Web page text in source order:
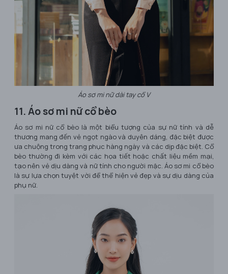
Áo sơ mi nữ dài tay cổ V
11. Áo sơ mi nữ cổ bèo
Áo sơ mi nữ cổ bèo là một biểu tượng của sự nữ tính và dễ
thương mang đến vẻ ngọt ngào và duyên dáng, đặc biệt được
ưa chuộng trong trang phục hàng ngày và các dịp đặc biệt. Cổ
bèo thường đi kèm với các họa tiết hoặc chất liệu mềm mại,
tạo nên vẻ dịu dàng và nữ tính cho người mặc. Áo sơ mi cổ bèo
là sự lựa chọn tuyệt vời để thể hiện vẻ đẹp và sự dịu dàng của
phụ nữ.